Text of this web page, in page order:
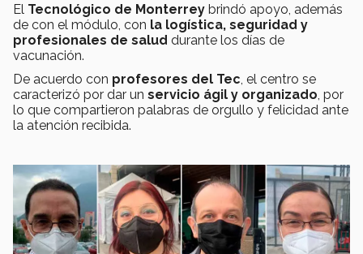
El Tecnológico de Monterrey brindó apoyo, además
de con el módulo, con la logística, seguridad y
profesionales de salud durante los días de
vacunación.
De acuerdo con profesores del Tec , el centro se
caracterizó por dar un servicio ágil y organizado , por
lo que compartieron palabras de orgullo y felicidad ante
la atención recibida.